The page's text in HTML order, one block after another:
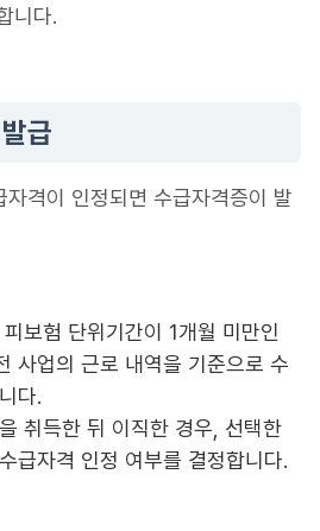
니다.
급
격이 인정되면 수급자격증이 발
보험 단위기간이 1개월 미만인
사업의 근로 내역을 기준으로 수
다.
취득한 뒤 이직한 경우, 선택한
급자격 인정 여부를 결정합니다.